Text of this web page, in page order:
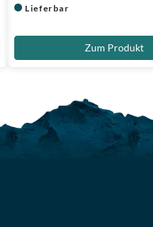
Lieferbar
Zum Produkt